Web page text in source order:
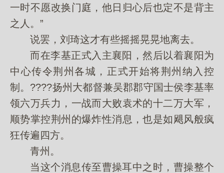
一时不愿改换门庭，他日归心后也定不是背主
之人。”
说罢，刘琦这才有些摇摇晃晃地离去。
而在李基正式入主襄阳，然后以着襄阳为
中心传令荆州各城，正式开始将荆州纳入控
制。????扬州大都督兼吴郡郡守国士侯李基率
领六万兵力，一战而大败袁术的十二万大军，
顺势掌控荆州的爆炸性消息，也是如飓风般疯
狂传遍四方。
青州。
当这个消息传至曹操耳中之时，曹操整个